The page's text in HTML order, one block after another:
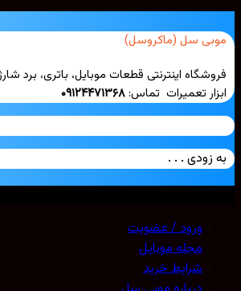
سل (ماکروسل)
اینترنتی قطعات موبایل، باتری، برد شارژ،
تعمیرات تماس:۰۹۱۲۴۴۷۱۳۶۸
زودی . . .
ورود / عضویت
مجله موبایل
شرایط خرید